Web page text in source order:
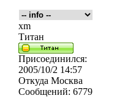
xm
Титан
Присоединился:
2005/10/2 14:57
Откуда Москва
Сообщений: 6779